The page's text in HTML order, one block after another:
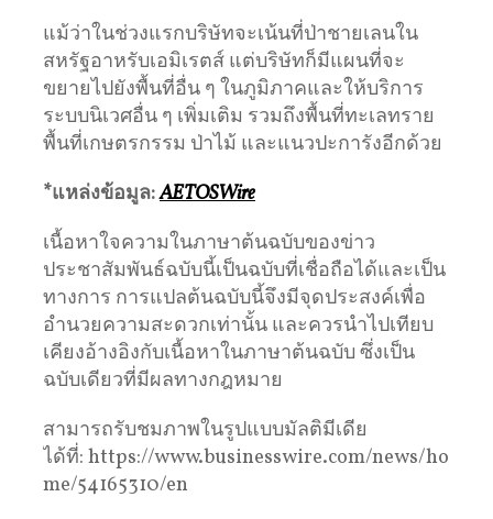
แม้ว่าในช่วงแรกบริษัทจะเน้นที่ป่าชายเลนใน
สหรัฐอาหรับเอมิเรตส์ แต่บริษัทก็มีแผนที่จะ
ขยายไปยังพื้นที่อื่น ๆ ในภูมิภาคและให้บริการ
ระบบนิเวศอื่น ๆ เพิ่มเติม รวมถึงพื้นที่ทะเลทราย
พื้นที่เกษตรกรรม ป่าไม้ และแนวปะการังอีกด้วย
*แหล่งข้อมูล:AETOSWire
เนื้อหาใจความในภาษาต้นฉบับของข่าว
ประชาสัมพันธ์ฉบับนี้เป็นฉบับที่เชื่อถือได้และเป็น
ทางการ การแปลต้นฉบับนี้จึงมีจุดประสงค์เพื่อ
อำนวยความสะดวกเท่านั้น และควรนำไปเทียบ
เคียงอ้างอิงกับเนื้อหาในภาษาต้นฉบับ ซึ่งเป็น
ฉบับเดียวที่มีผลทางกฎหมาย
สามารถรับชมภาพในรูปแบบมัลติมีเดีย
ได้ที่: https://www.businesswire.com/news/ho
me/54165310/en